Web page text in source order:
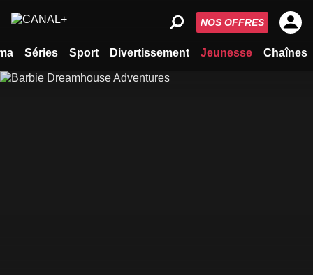
Séries Sport Divertissement Jeunesse Chaînes
NOS OFFRES